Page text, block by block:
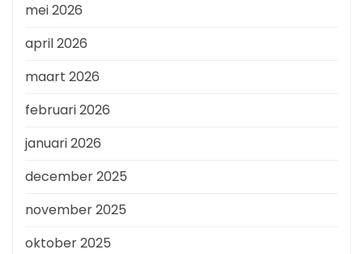
mei 2026
april 2026
maart 2026
februari 2026
januari 2026
december 2025
november 2025
oktober 2025